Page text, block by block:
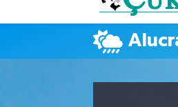
Mersin Trafik Yoğunluk
Süper Lig Puan Durumu
Tüm Manşetler